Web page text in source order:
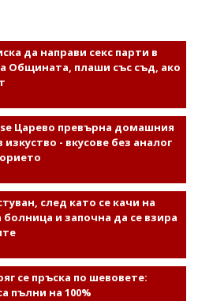
да направи секс парти в
Общината, плаши със съд, ако
Царево превърна домашния
- вкусове без аналог
след като се качи на
болница и започна да се взира
се пръска по шевовете:
пълни на 100%